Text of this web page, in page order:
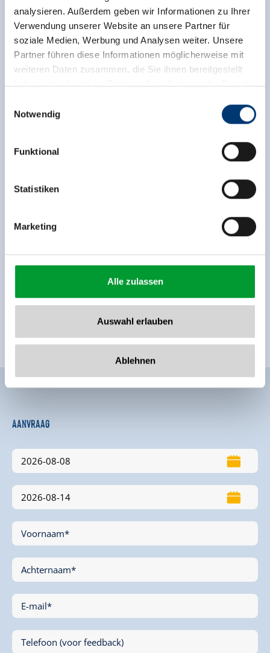
analysieren. Außerdem geben wir Informationen zu Ihrer
Verwendung unserer Website an unsere Partner für
soziale Medien, Werbung und Analysen weiter. Unsere
Partner führen diese Informationen möglicherweise mit
weiteren Daten zusammen, die Sie ihnen bereitgestellt
haben oder die sie im Rahmen Ihrer Nutzung der Dienste
Rohr 23// A-6280 Zell am Ziller
www.zillertalarena.com
Notwendig
Funktional
Statistiken
Marketing
Alle zulassen
Auswahl erlauben
Ablehnen
Aanvraag
Voornaam*
Achternaam*
E-mail*
Telefoon (voor feedback)